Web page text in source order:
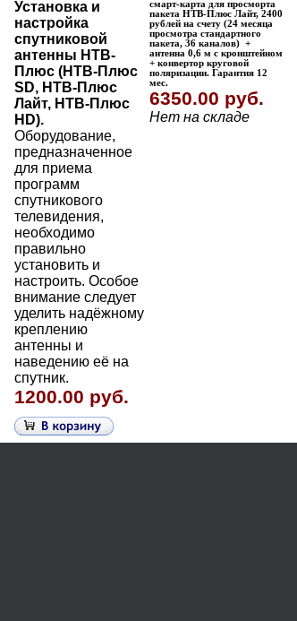
Установка и
настройка
спутниковой
антенны НТВ-
Плюс (НТВ-Плюс
SD, НТВ-Плюс
Лайт, НТВ-Плюс
HD).
Оборудование,
предназначенное
для приема
программ
спутникового
телевидения,
необходимо
правильно
установить и
настроить. Особое
внимание следует
уделить надёжному
креплению
антенны и
наведению её на
спутник.
1200.00 руб.
смарт-карта для просморта
пакета НТВ-Плюс Лайт, 2400
рублей на счету (24 месяца
просмотра стандартного
пакета, 36 каналов) +
антенна 0,6 м с кронштейном
+ конвертор круговой
поляризации. Гарантия 12
мес.
6350.00 руб.
Нет на складе